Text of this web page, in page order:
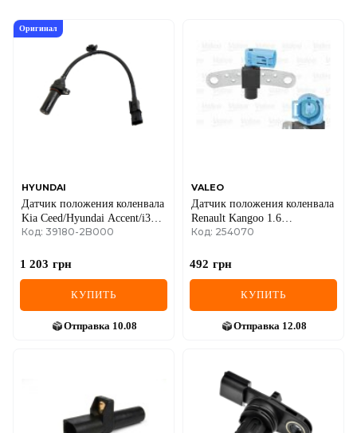
DS
FORD
GMC
GREAT WALL
HAVAL
Оригинал
HYUNDAI
Датчик положения коленвала
Kia Ceed/Hyundai Accent/i30
1.4-2.0 07-
Код: 39180-2B000
1 203 грн
КУПИТЬ
Отправка 10.08
VALEO
Датчик положения коленвала
Renault Kangoo 1.6
08-/Megane/Scenic 1.4/1.6 03-
Код: 254070
492 грн
КУПИТЬ
Отправка 12.08